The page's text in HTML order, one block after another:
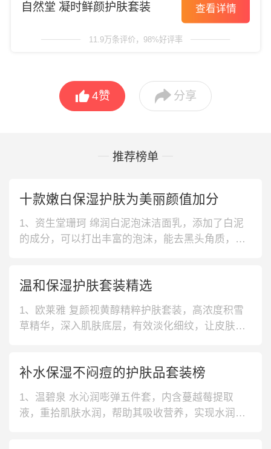
自然堂 凝时鲜颜护肤套装 查看详情
11.9万条评价，98%好评率
4赞  分享
推荐榜单
十款嫩白保湿护肤为美丽颜值加分
1、资生堂珊珂 绵润白泥泡沫洁面乳，添加了白泥
的成分，可以打出丰富的泡沫，能去黑头角质，吸
水，质地十分清爽，上脸后能够被肌肤迅速所吸
收。而且保湿效果很棒，持久锁住水分不流失。帮
助调理肌肤油脂分泌，回归水油平衡。3
温和保湿护肤套装精选
1、欧莱雅 复颜视黄醇精粹护肤套装，高浓度积雪
草精华，深入肌肤底层，有效淡化细纹，让皮肤紧
持水油平衡，紧致毛孔，质地清爽保湿，令油皮肌
肤也能享受水润光滑。3、温碧泉 水沁润嘭弹护肤
套装，含有正负离子能量，为
补水保湿不闷痘的护肤品套装榜
1、温碧泉 水沁润嘭弹五件套，内含蔓越莓提取
液，重拾肌肤水润，帮助其吸收营养，实现水润嫩